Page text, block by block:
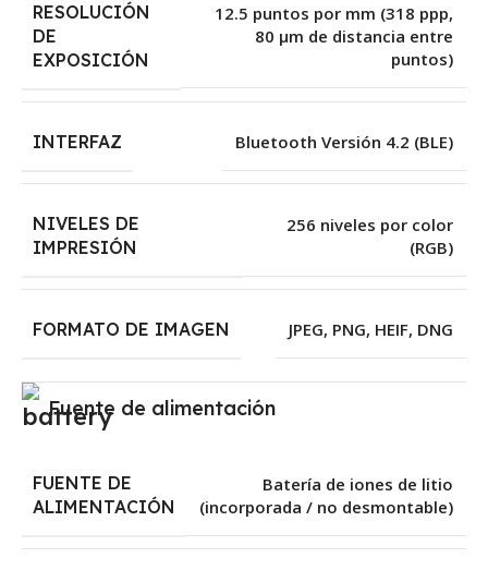
RESOLUCIÓN
DE
EXPOSICIÓN
12.5 puntos por mm (318 ppp,
80 µm de distancia entre
puntos)
INTERFAZ Bluetooth Versión 4.2 (BLE)
NIVELES DE
IMPRESIÓN
256 niveles por color
(RGB)
FORMATO DE IMAGEN JPEG, PNG, HEIF, DNG
Fuente de alimentación
FUENTE DE
ALIMENTACIÓN
Batería de iones de litio
(incorporada / no desmontable)